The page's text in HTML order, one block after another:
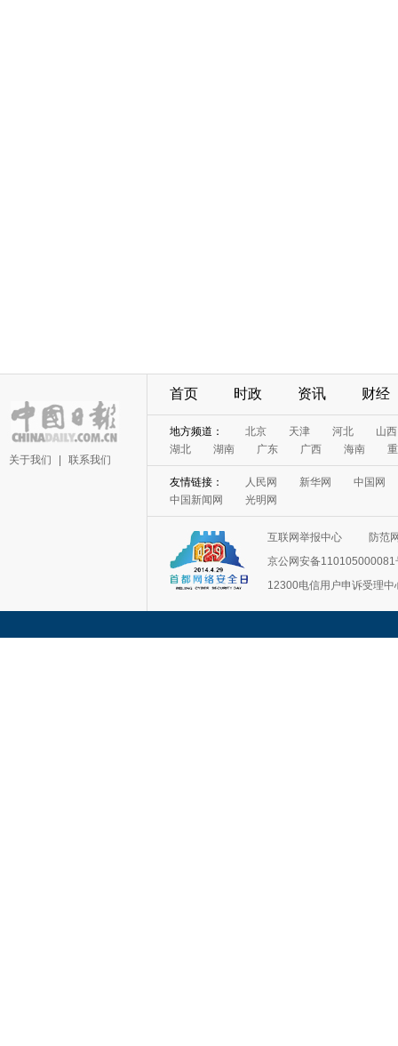
关于我们 联系我们
首页 时政 资讯 财经
地方频道： 北京 天津 河北
山西
湖北
湖南 广东 广西 海南
友情链接： 人民网 新华网
中国网
中国新闻网
光明网
互联网举报中心
防范
京公网安备110105000081
12300电信用户申诉受理中